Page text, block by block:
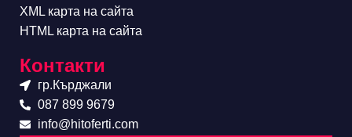
XML карта на сайта
HTML карта на сайта
Контакти
гр.Кърджали
087 899 9679
info@hitoferti.com